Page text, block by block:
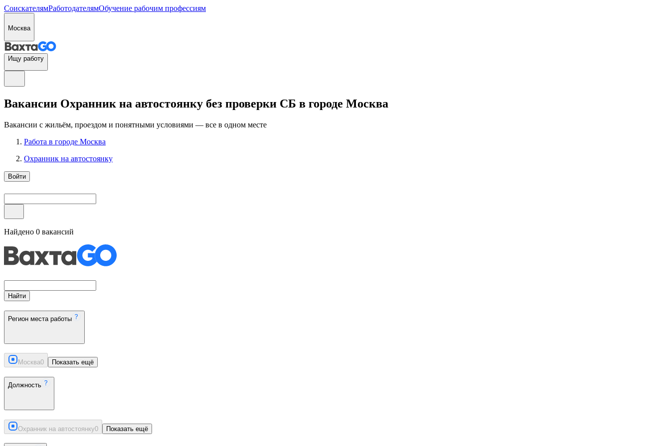
СоискателямРаботодателямОбучение рабочим профессиям
Москва
Ищу работу
Вакансии Охранник на автостоянку без проверки СБ в городе Москва
Вакансии с жильём, проездом и понятными условиями — все в одном месте
Работа в городе Москва
Охранник на автостоянку
Войти
Найдено 0 вакансий
Найти
Регион места работы
Москва0 Показать ещё
Должность
Охранник на автостоянку0 Показать ещё